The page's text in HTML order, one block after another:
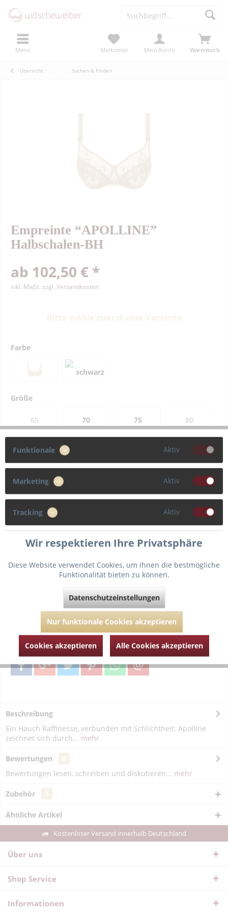
Menü Warenkorb
Merkzettel Mein Konto
Übersicht Suchen & Finden
Empreinte “APOLLINE”
Halbschalen-BH
ab 102,50 € *
inkl. MwSt. zzgl. Versandkosten
Farbe
Größe
65 70 75 80
85
Cup
F G C D
E
Merken Fragen zum Artikel?
Artikel-Nr.: 08158-ivoire ancien-95-E
Beschreibung
Ein Hauch Raffinesse, verbunden mit Schlichtheit. Apolline
zeichnet sich durch... mehr
Bewertungen
Bewertungen lesen, schreiben und diskutieren... mehr
Zubehör
Ähnliche Artikel
Kostenloser Versand innerhalb Deutschland
Über uns
Shop Service
Informationen
Funktionale Aktiv
Marketing Aktiv
Tracking Aktiv
Wir respektieren Ihre Privatsphäre
Diese Website verwendet Cookies, um Ihnen die bestmögliche
Funktionalität bieten zu können.
Datenschutzeinstellungen
Nur funktionale Cookies akzeptieren
Cookies akzeptieren Alle Cookies akzeptieren